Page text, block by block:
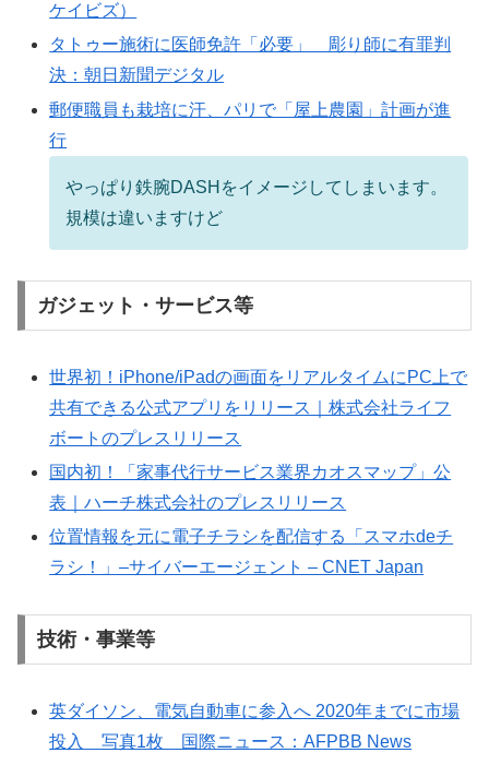
ケイビズ）
タトゥー施術に医師免許「必要」 彫り師に有罪判
決：朝日新聞デジタル
郵便職員も栽培に汗、パリで「屋上農園」計画が進
行
やっぱり鉄腕DASHをイメージしてしまいます。
規模は違いますけど
ガジェット・サービス等
世界初！iPhone/iPadの画面をリアルタイムにPC上で
共有できる公式アプリをリリース｜株式会社ライフ
ボートのプレスリリース
国内初！「家事代行サービス業界カオスマップ」公
表｜ハーチ株式会社のプレスリリース
位置情報を元に電子チラシを配信する「スマホdeチ
ラシ！」–サイバーエージェント – CNET Japan
技術・事業等
英ダイソン、電気自動車に参入へ 2020年までに市場
投入 写真1枚 国際ニュース：AFPBB News